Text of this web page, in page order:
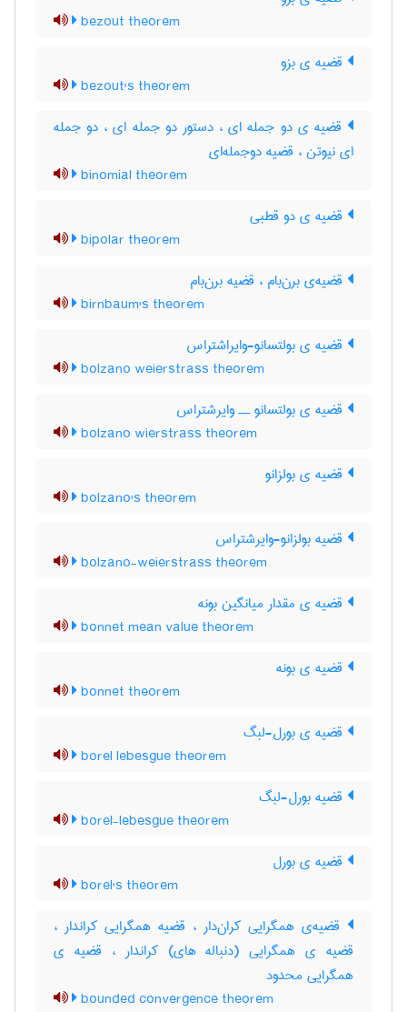
bezout theorem
قضیه ی بزو
bezout's theorem
قضیه ی دو جمله ای ، دستور دو جمله ای ، دو جمله
ای نیوتن ، قضیه دوجمله‌ای
binomial theorem
قضیه ی دو قطبی
bipolar theorem
قضیه‌ی برن‌بام ، قضیه برن‌بام
birnbaum's theorem
قضیه ی بولتسانو-وایراشتراس
bolzano weierstrass theorem
قضیه ی بولتسانو ــ وایرشتراس
bolzano wierstrass theorem
قضیه ی بولزانو
bolzano's theorem
قضیه بولزانو-وایرشتراس
bolzano-weierstrass theorem
قضیه ی مقدار میانگین بونه
bonnet mean value theorem
قضیه ی بونه
bonnet theorem
قضیه ی بورل-لبگ
borel lebesgue theorem
قضیه بورل-لبگ
borel-lebesgue theorem
قضیه ی بورل
borel's theorem
قضیه‌ی همگرایی کران‌دار ، قضیه همگرایی کراندار ،
قضیه ی همگرایی (دنباله های) کراندار ، قضیه ی
همگرایی محدود
bounded convergence theorem